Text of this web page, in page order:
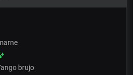
brujo